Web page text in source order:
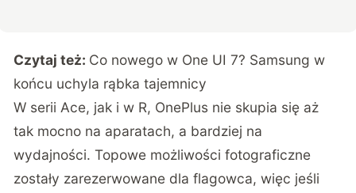
Czytaj też: Co nowego w One UI 7? Samsung w
końcu uchyla rąbka tajemnicy
W serii Ace, jak i w R, OnePlus nie skupia się aż
tak mocno na aparatach, a bardziej na
wydajności. Topowe możliwości fotograficzne
zostały zarezerwowane dla flagowca, więc jeśli